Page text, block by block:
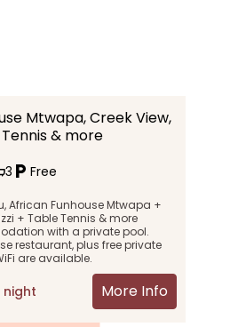
Mtwapa, Creek View,
& more
3 Free
African Funhouse Mtwapa +
+ Table Tennis & more
with a private pool.
restaurant, plus free private
are available.
night More Info